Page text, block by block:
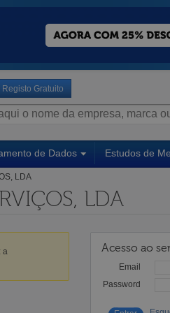
Registo Gratuito
de Dados Estudos de
LDA
LDA
a Acesso ao
Email
Password